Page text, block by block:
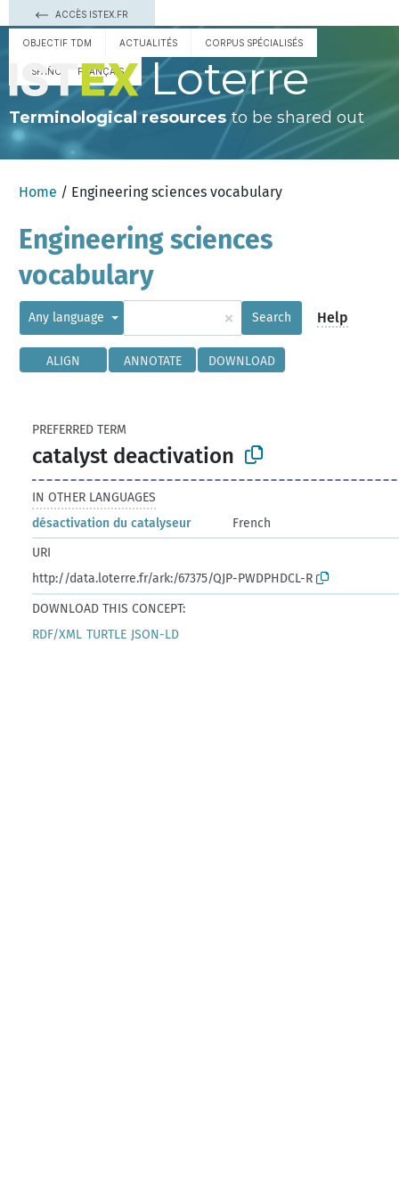
ACCÈS ISTEX.FR
OBJECTIF TDM ACTUALITÉS CORPUS SPÉCIALISÉS
ESPAÑOL FRANÇAIS Loterre
Terminological resourcesto be shared out
Home / Engineering sciences vocabulary
Engineering sciences
vocabulary
Any language × Search Help
ALIGN ANNOTATE DOWNLOAD
PREFERRED TERM
catalyst deactivation
IN OTHER LANGUAGES
désactivation du catalyseur
French
URI
http://data.loterre.fr/ark:/67375/QJP-PWDPHDCL-R
DOWNLOAD THIS CONCEPT:
RDF/XML TURTLE JSON-LD